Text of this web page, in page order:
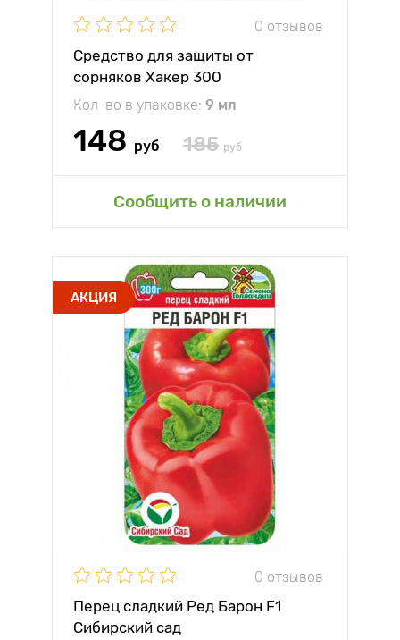
0 отзывов
Средство для защиты от
сорняков Хакер 300
Кол-во в упаковке: 9 мл
148 руб 185 руб
Сообщить о наличии
АКЦИЯ
0 отзывов
Перец сладкий Ред Барон F1
Сибирский сад